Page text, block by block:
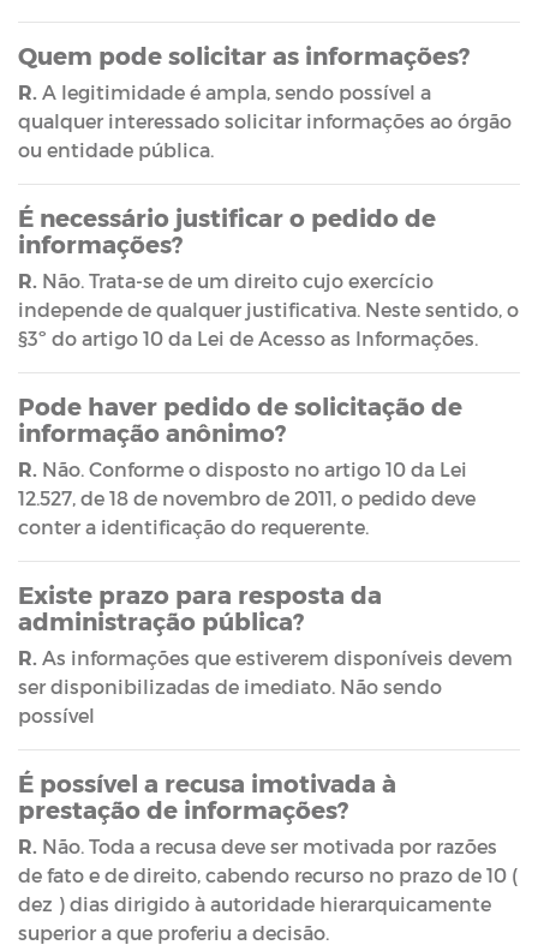
Quem pode solicitar as informações?
R. A legitimidade é ampla, sendo possível a
qualquer interessado solicitar informações ao órgão
ou entidade pública.
É necessário justificar o pedido de
informações?
R. Não. Trata-se de um direito cujo exercício
independe de qualquer justificativa. Neste sentido, o
§3º do artigo 10 da Lei de Acesso as Informações.
Pode haver pedido de solicitação de
informação anônimo?
R. Não. Conforme o disposto no artigo 10 da Lei
12.527, de 18 de novembro de 2011, o pedido deve
conter a identificação do requerente.
Existe prazo para resposta da
administração pública?
R. As informações que estiverem disponíveis devem
ser disponibilizadas de imediato. Não sendo
possível
É possível a recusa imotivada à
prestação de informações?
R. Não. Toda a recusa deve ser motivada por razões
de fato e de direito, cabendo recurso no prazo de 10 (
dez ) dias dirigido à autoridade hierarquicamente
superior a que proferiu a decisão.